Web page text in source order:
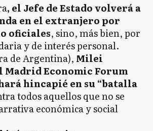
, el Jefe de Estado volverá a
en el extranjero por
oficiales, sino, más bien, por
y de interés personal.
de Argentina), Milei
Madrid Economic Forum
hincapié en su “batalla
todos aquellos que no se
económica y social